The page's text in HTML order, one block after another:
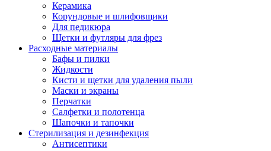
Керамика
Корундовые и шлифовщики
Для педикюра
Щетки и футляры для фрез
Расходные материалы
Бафы и пилки
Жидкости
Кисти и щетки для удаления пыли
Маски и экраны
Перчатки
Салфетки и полотенца
Шапочки и тапочки
Стерилизация и дезинфекция
Антисептики